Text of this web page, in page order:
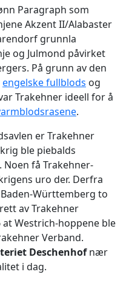
Paragraph som
Akzent II/Alabaster
grunnla
og Julmond påvirket
På grunn av den
engelske fullblods og
Trakehner ideell for å
.
er Trakehner
ble piebalds
få Trakehner-
uro der. Derfra
Württemberg to
av Trakehner
Westrich-hoppene ble
Verband.
Deschenhofnær
i dag.